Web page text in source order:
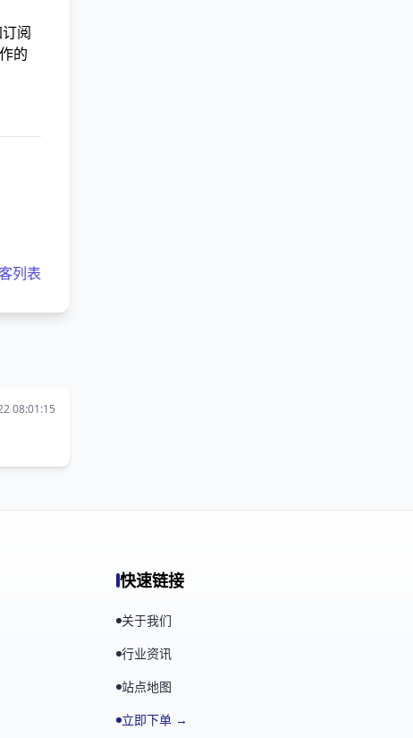
阅
的
列表
08:01:15
快速链接
关于我们
行业资讯
站点地图
立即下单 →